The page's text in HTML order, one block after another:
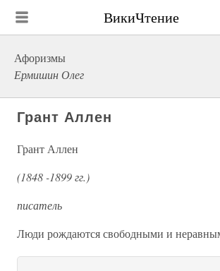
ВикиЧтение
Афоризмы
Ермишин Олег
Грант Аллен
Грант Аллен
(1848 -1899 гг.)
писатель
Люди рождаются свободными и